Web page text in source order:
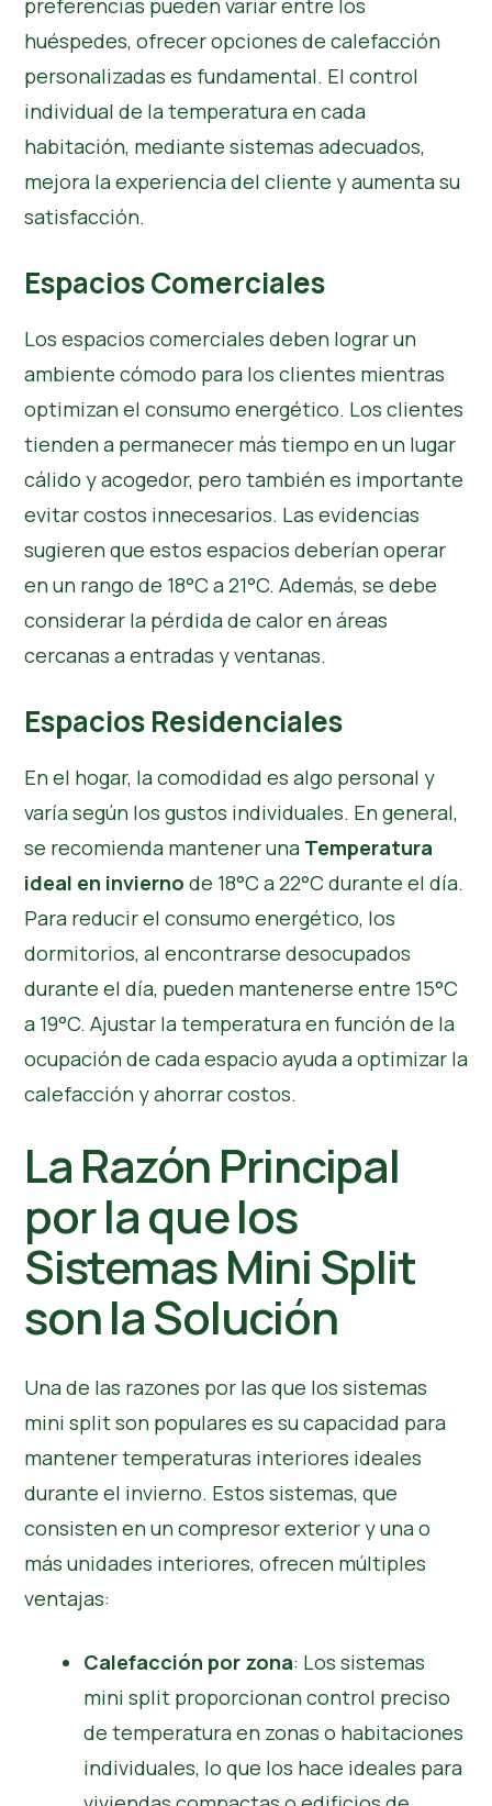
preferencias pueden variar entre los
huéspedes, ofrecer opciones de calefacción
personalizadas es fundamental. El control
individual de la temperatura en cada
habitación, mediante sistemas adecuados,
mejora la experiencia del cliente y aumenta su
satisfacción.
Espacios Comerciales
Los espacios comerciales deben lograr un
ambiente cómodo para los clientes mientras
optimizan el consumo energético. Los clientes
tienden a permanecer más tiempo en un lugar
cálido y acogedor, pero también es importante
evitar costos innecesarios. Las evidencias
sugieren que estos espacios deberían operar
en un rango de 18°C a 21°C. Además, se debe
considerar la pérdida de calor en áreas
cercanas a entradas y ventanas.
Espacios Residenciales
En el hogar, la comodidad es algo personal y
varía según los gustos individuales. En general,
se recomienda mantener una Temperatura
ideal en invierno de 18°C a 22°C durante el día.
Para reducir el consumo energético, los
dormitorios, al encontrarse desocupados
durante el día, pueden mantenerse entre 15°C
a 19°C. Ajustar la temperatura en función de la
ocupación de cada espacio ayuda aoptimizar la
calefacción y ahorrar costos.
La Razón Principal
por la que los
Sistemas Mini Split
son la Solución
Una de las razones por las que los sistemas
mini split son populares es su capacidad para
mantener temperaturas interiores ideales
durante el invierno. Estos sistemas, que
consisten en un compresor exterior y una o
más unidades interiores, ofrecen múltiples
ventajas:
Calefacción por zona: Los sistemas
mini split proporcionan control preciso
de temperatura en zonas o habitaciones
individuales, lo que los hace ideales para